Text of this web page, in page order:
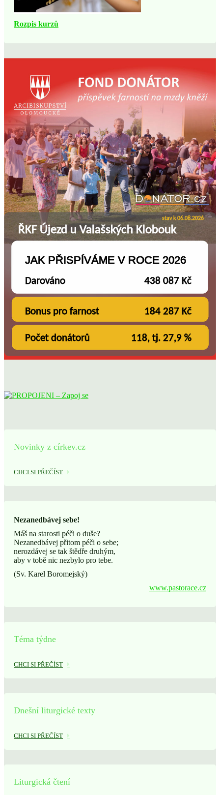
Rozpis kurzů
Novinky z církev.cz
CHCI SI PŘEČÍST
Nezanedbávej sebe!
Máš na starosti péči o duše?
Nezanedbávej přitom péči o sebe;
nerozdávej se tak štědře druhým,
aby v tobě nic nezbylo pro tebe.
(Sv. Karel Boromejský)
www.pastorace.cz
Téma týdne
CHCI SI PŘEČÍST
Dnešní liturgické texty
CHCI SI PŘEČÍST
Liturgická čtení